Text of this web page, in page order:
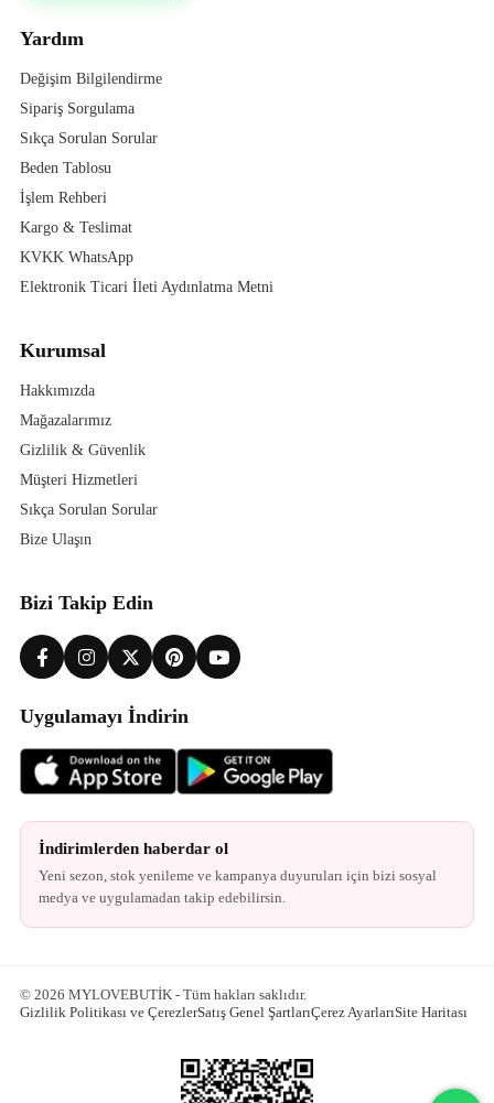
Yardım
Değişim Bilgilendirme
Sipariş Sorgulama
Sıkça Sorulan Sorular
Beden Tablosu
İşlem Rehberi
Kargo & Teslimat
KVKK WhatsApp
Elektronik Ticari İleti Aydınlatma Metni
Kurumsal
Hakkımızda
Mağazalarımız
Gizlilik & Güvenlik
Müşteri Hizmetleri
Sıkça Sorulan Sorular
Bize Ulaşın
Bizi Takip Edin
Uygulamayı İndirin
İndirimlerden haberdar ol
Yeni sezon, stok yenileme ve kampanya duyuruları için bizi sosyal
medya ve uygulamadan takip edebilirsin.
© 2026 MYLOVEBUTİK - Tüm hakları saklıdır.
Gizlilik Politikası ve ÇerezlerSatış Genel ŞartlarıÇerez AyarlarıSite Haritası